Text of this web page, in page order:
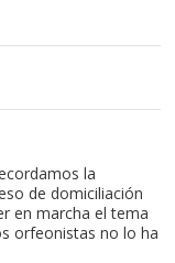
la
de domiciliación
en marcha el tema
orfeonistas no lo ha